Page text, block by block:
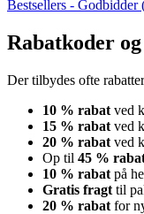
Bestsellers - Godbidder
Rabatkoder
Der tilbydes ofte
10 % rabat ved
15 % rabat ved
20 % rabat ved
Op til 45 %
10 % rabat på
Gratis fragt til
20 % rabat for